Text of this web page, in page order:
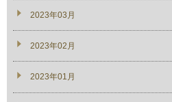
2023年03月
2023年02月
2023年01月